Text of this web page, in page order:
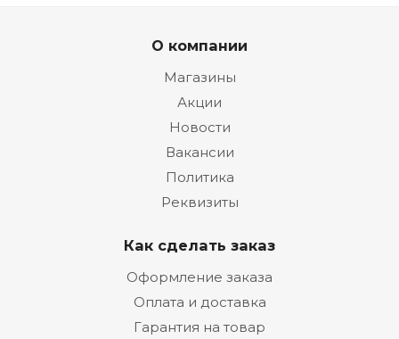
О компании
Магазины
Акции
Новости
Вакансии
Политика
Реквизиты
Как сделать заказ
Оформление заказа
Оплата и доставка
Гарантия на товар